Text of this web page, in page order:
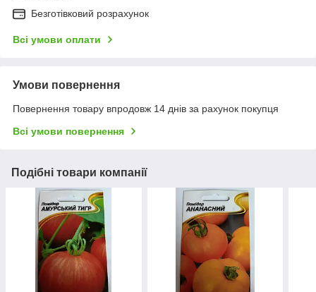
Безготівковий розрахунок
Всі умови оплати
Умови повернення
Повернення товару впродовж 14 днів за рахунок покупця
Всі умови повернення
Подібні товари компанії